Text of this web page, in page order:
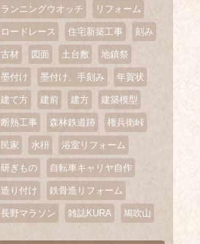
ランニングウオッチ リフォーム
ロードレース 住宅新築工事 刻み
古材 図面 土台敷 地鎮祭
墨付け 墨付け、手刻み 年賀状
建て方 建前 建方 建築模型
断熱工事 森林鉄道跡 権兵衛峠
民家 水枡 浴室リフォーム
研ぎもの 自転車キャリヤ自作
造り付け 鉄骨造リフォーム
長野マラソン 雑誌KURA 鳩吹山